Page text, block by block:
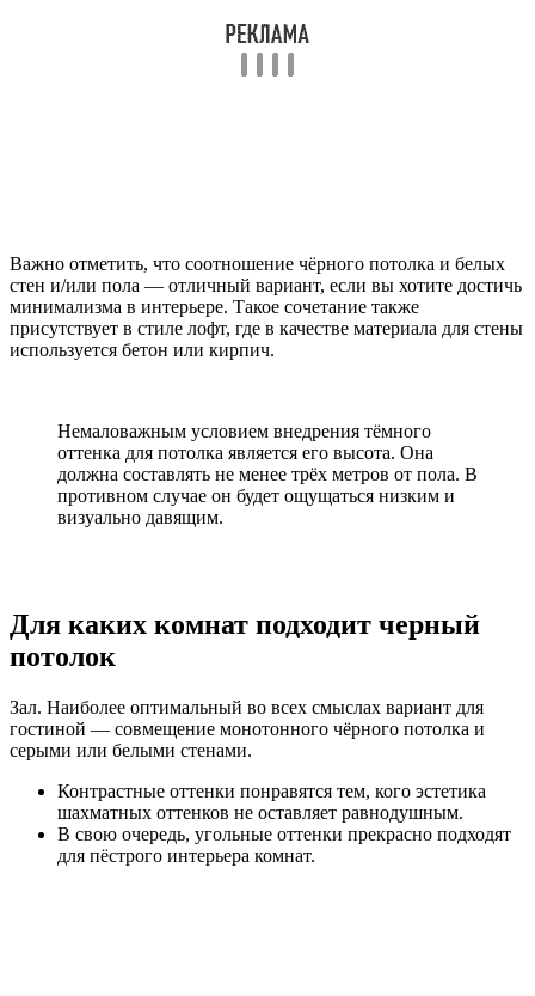
Важно отметить, что соотношение чёрного потолка и белых
стен и/или пола — отличный вариант, если вы хотите достичь
минимализма в интерьере. Такое сочетание также
присутствует в стиле лофт, где в качестве материала для стены
используется бетон или кирпич.
Немаловажным условием внедрения тёмного
оттенка для потолка является его высота. Она
должна составлять не менее трёх метров от пола. В
противном случае он будет ощущаться низким и
визуально давящим.
Для каких комнат подходит черный
потолок
Зал. Наиболее оптимальный во всех смыслах вариант для
гостиной — совмещение монотонного чёрного потолка и
серыми или белыми стенами.
Контрастные оттенки понравятся тем, кого эстетика
шахматных оттенков не оставляет равнодушным.
В свою очередь, угольные оттенки прекрасно подходят
для пёстрого интерьера комнат.